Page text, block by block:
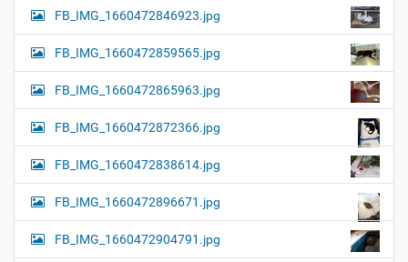
FB_IMG_1660472846923.jpg
FB_IMG_1660472859565.jpg
FB_IMG_1660472865963.jpg
FB_IMG_1660472872366.jpg
FB_IMG_1660472838614.jpg
FB_IMG_1660472896671.jpg
FB_IMG_1660472904791.jpg